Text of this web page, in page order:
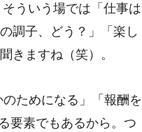
ういう場では「仕事は
調子、どう？」「楽し
きますね（笑）。
ためになる」「報酬を
要素でもあるから。つ